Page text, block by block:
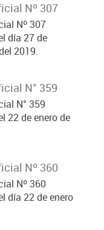
Nº 307
Nº 307
día 27 de
2019.
N° 359
N° 359
22 de enero de
Nº 360
Nº 360
día 22 de enero